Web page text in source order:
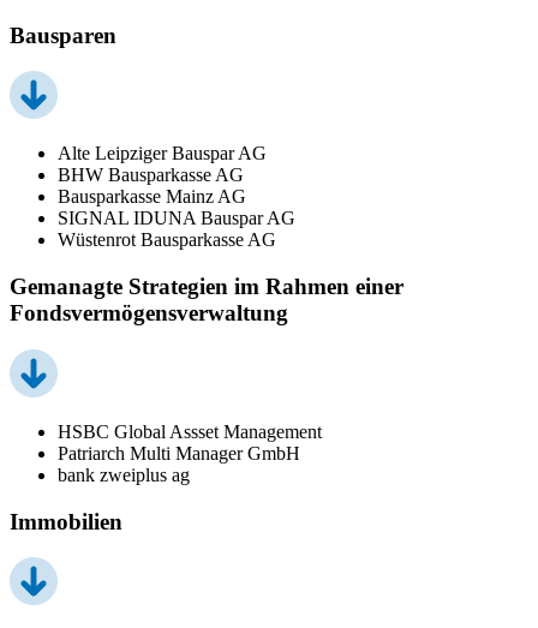
Bausparen
Alte Leipziger Bauspar AG
BHW Bausparkasse AG
Bausparkasse Mainz AG
SIGNAL IDUNA Bauspar AG
Wüstenrot Bausparkasse AG
Gemanagte Strategien im Rahmen einer
Fondsvermögensverwaltung
HSBC Global Assset Management
Patriarch Multi Manager GmbH
bank zweiplus ag
Immobilien